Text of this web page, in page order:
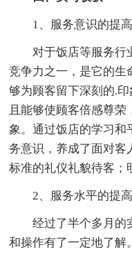
1、服务意识的提高
对于饭店等服务行
竞争力之一，是它的生
够为顾客留下深刻的.
且能够使顾客倍感尊
象。通过饭店的学习和
务意识，养成了面对客
标准的礼仪礼貌待客；
2、服务水平的提高
经过了半个多月的
和操作有了一定地了解